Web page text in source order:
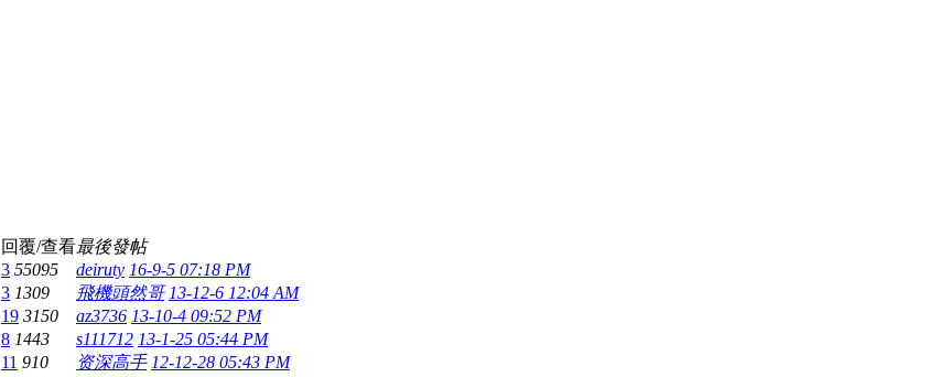
回覆/查看最後發帖
3 55095 deiruty 16-9-5 07:18 PM
3 1309 飛機頭然哥 13-12-6 12:04 AM
19 3150 az3736 13-10-4 09:52 PM
8 1443 s111712 13-1-25 05:44 PM
11 910 资深高手 12-12-28 05:43 PM